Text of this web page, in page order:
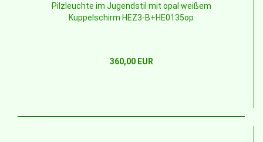
Pilzleuchte im Jugendstil mit opal weißem
Kuppelschirm HEZ3-B+HE0135op
360,00 EUR